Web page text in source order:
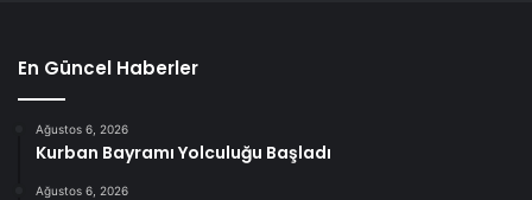
En Güncel Haberler
Ağustos 6, 2026
Kurban Bayramı Yolculuğu Başladı
Ağustos 6, 2026